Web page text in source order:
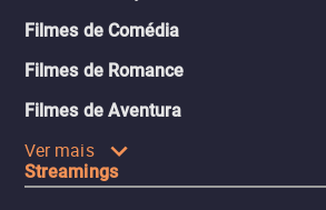
Filmes de Comédia
Filmes de Romance
Filmes de Aventura
Ver mais
Streamings